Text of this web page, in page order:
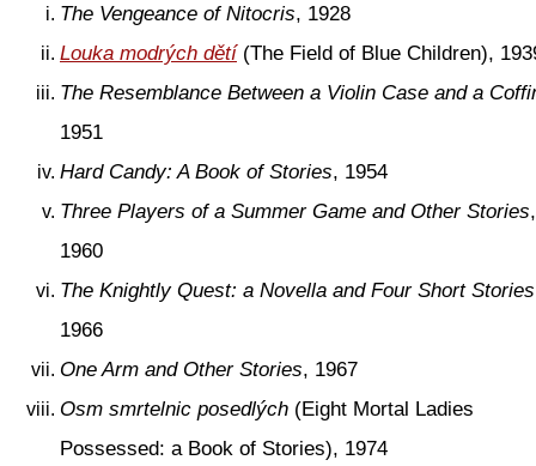
The Vengeance of Nitocris, 1928
Louka modrých dětí(The Field of Blue Children),
The Resemblance Between a Violin Case and a
1951
Hard Candy: A Book of Stories, 1954
Three Players of a Summer Game and Other Stories,
1960
The Knightly Quest: a Novella and Four Short Stories
1966
One Arm and Other Stories, 1967
Osm smrtelnic posedlých (Eight Mortal Ladies
Possessed: a Book of Stories), 1974